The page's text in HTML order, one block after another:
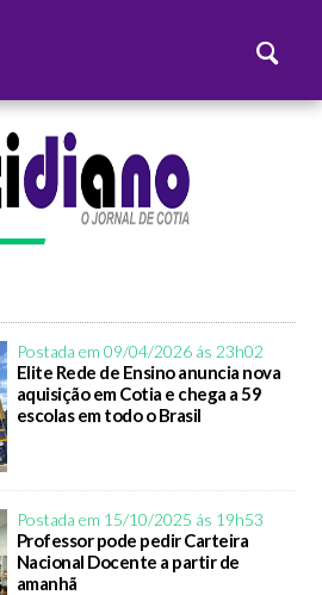
Postada em 09/04/2026 ás 23h02
Elite Rede de Ensino anuncia nova
aquisição em Cotia e chega a 59
escolas em todo o Brasil
Postada em 15/10/2025 ás 19h53
Professor pode pedir Carteira
Nacional Docente a partir de
amanhã